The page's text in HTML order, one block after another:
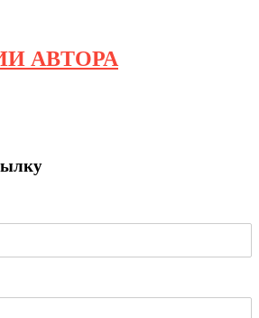
ОБСЛЕДОВАНИЕ
АВТОРА